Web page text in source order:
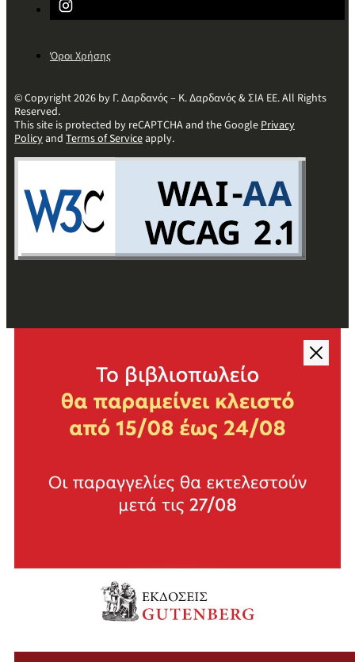
Όροι Χρήσης
© Copyright 2026 by Γ. Δαρδανός – Κ. Δαρδανός & ΣΙΑ ΕΕ. All Rights
Reserved.
This site is protected by reCAPTCHA and the GooglePrivacy
Policyand Terms of Serviceapply.